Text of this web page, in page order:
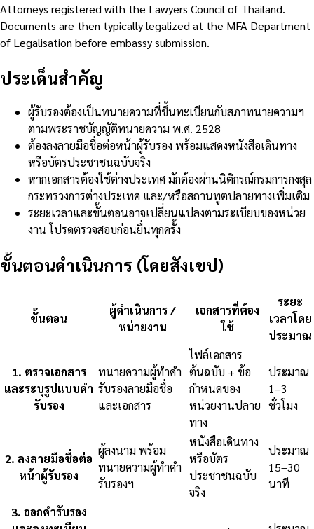
Attorneys registered with the Lawyers Council of Thailand.
Documents are then typically legalized at the MFA Department
of Legalisation before embassy submission.
ประเด็นสำคัญ
ผู้รับรองต้องเป็นทนายความที่ขึ้นทะเบียนกับสภาทนายความฯ
ตามพระราชบัญญัติทนายความ พ.ศ. 2528
ต้องลงลายมือชื่อต่อหน้าผู้รับรอง พร้อมแสดงหนังสือเดินทาง
หรือบัตรประชาชนฉบับจริง
หากเอกสารต้องใช้ต่างประเทศ มักต้องผ่านนิติกรณ์กรมการกงสุล
กระทรวงการต่างประเทศ และ/หรือสถานทูตปลายทางเพิ่มเติม
ระยะเวลาและขั้นตอนอาจเปลี่ยนแปลงตามระเบียบของหน่วย
งาน โปรดตรวจสอบก่อนยื่นทุกครั้ง
ขั้นตอนดำเนินการ (โดยสังเขป)
ขั้นตอน
ผู้ดำเนินการ /
หน่วยงาน
เอกสารที่ต้อง
ใช้
ระยะ
เวลาโดย
ประมาณ
1. ตรวจเอกสาร
และระบุรูปแบบคำ
รับรอง
ทนายความผู้ทำคำ
รับรองลายมือชื่อ
และเอกสาร
ไฟล์เอกสาร
ต้นฉบับ + ข้อ
กำหนดของ
หน่วยงานปลาย
ทาง
ประมาณ
1–3
ชั่วโมง
2. ลงลายมือชื่อต่อ
หน้าผู้รับรอง
ผู้ลงนาม พร้อม
ทนายความผู้ทำคำ
รับรองฯ
หนังสือเดินทาง
หรือบัตร
ประชาชนฉบับ
จริง
ประมาณ
15–30
นาที
3. ออกคำรับรอง